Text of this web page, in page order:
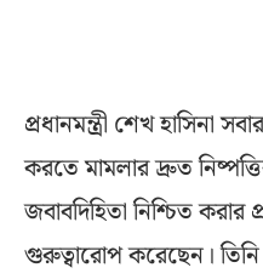
প্রধানমন্ত্রী শেখ হাসিনা
করতে মামলার দ্রুত
জবাবদিহিতা নিশ্চিত
গুরুত্বারোপ করেছেন।